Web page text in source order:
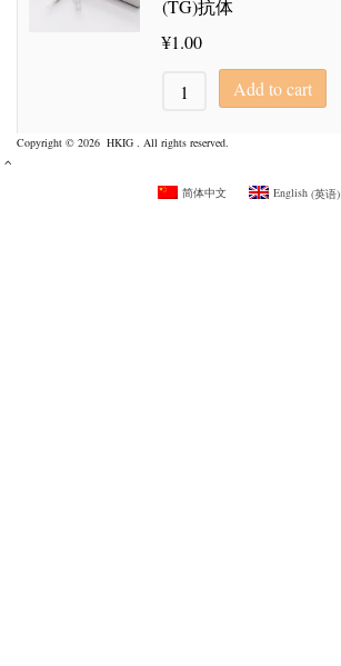
(TG)抗体
¥1.00
Add to cart
Copyright © 2026 HKIG . All rights reserved.
简体中文 English (英语)